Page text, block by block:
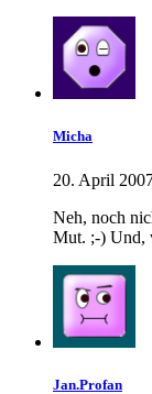
Micha
20. April
Neh, noch
Mut. ;-) Und,
Jan.Profan